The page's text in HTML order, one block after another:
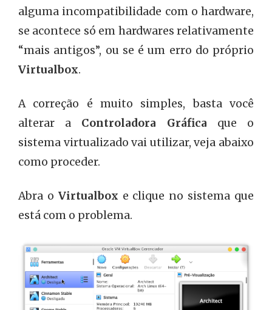
alguma incompatibilidade com o hardware,
se acontece só em hardwares relativamente
“mais antigos”, ou se é um erro do próprio
Virtualbox.
A correção é muito simples, basta você
alterar a Controladora Gráfica que o
sistema virtualizado vai utilizar, veja abaixo
como proceder.
Abra o Virtualbox e clique no sistema que
está com o problema.